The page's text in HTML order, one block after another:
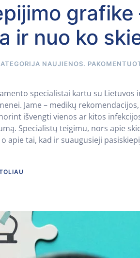
grafike
ir nuo ko
NAUJIENOS.
specialistai kartu su Lietuvos
Jame – medikų
išvengti vienos ar kitos
Specialistų teigimu, nors apie
apie tai, kad ir suaugusieji